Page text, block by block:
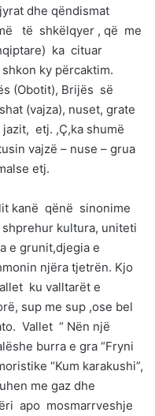
dhe qëndismat
të shkëlqyer , që me
ka cituar
ky përcaktim.
(Obotit), Brijës së
(vajza), nuset, grate
etj. ,Ç,ka shumë
vajzë – nuse – grua
etj.
kanë qënë sinonime
kultura, uniteti
e grunit,djegia e
njëra tjetrën. Kjo
ku valltarët e
sup me sup ,ose bel
Vallet “ Nën një
burra e gra “Fryni
“Kum karakushi”,
me gaz dhe
apo mosmarrveshje